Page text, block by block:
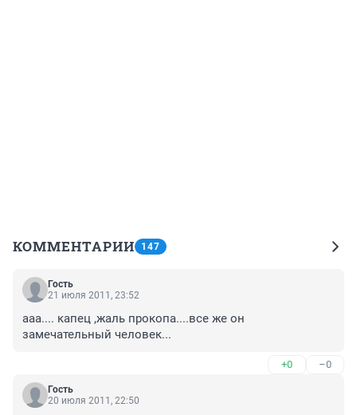
КОММЕНТАРИИ 147
Гость
21 июля 2011, 23:52
ааа.... капец ,жаль прокопа....все же он
замечательный человек...
+0 –0
Гость
20 июля 2011, 22:50